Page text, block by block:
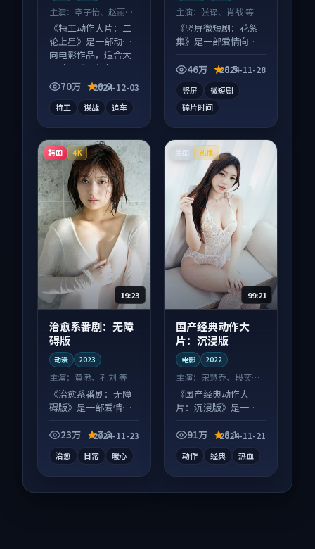
主演： 章子怡、赵丽颖
等
《特工动作大片：二
轮上星》是一部动作
向电影作品，适合大
屏端观看，细节更丰
富。70万 9.9
2024-12-03
特工 谍战 追车
主演： 张译、肖战 等
《竖屏微短剧：花絮
集》是一部爱情向短
信息量大，适合沉浸
46万 8.5
2024-11-28
竖屏
微短剧
碎片时间
韩国 4K
19:23
治愈系番剧：无障
碍版
动漫 2023
主演： 黄渤、孔刘 等
《治愈系番剧：无障
碍版》是一部爱情向
度高，适合配弹幕观
23万 7.3
2024-11-23
治愈 日常 暖心
热播
99:21
国产经典动作大
片：沉浸版
电影 2022
主演： 宋慧乔、段奕宏
等
《国产经典动作大
片：沉浸版》是一部
区讨论度高，适合配
91万 8.1
2024-11-21
动作 经典 热血